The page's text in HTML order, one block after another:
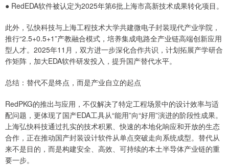
● RedEDA软件被认定为2025年第6批上海市高新技术成果转化项目。
此外，弘快科技与上海工程技术大学共建微电子封装现代产业学院，
推行“2.5+0.5+1”产教融合模式，培养集成电路全产业链高端创新应用
型人才。2025年11月，双方进一步深化合作共识，计划拓展产学研合
作矩阵，加大EDA软件研发投入，提升国产替代水平。
总结：替代不是终点，而是产业自立的起点
RedPKG的推出与应用，不仅解决了特定工程场景中的设计效率与适
配问题，更体现了国产EDA工具从“能用”向“好用”演进的阶段性成果。
上海弘快科技通过扎实的技术积累、快速的本地化响应和开放的生态
合作，正在推动国产封装设计软件从单点突破走向系统成型。替代从
来不是目的，而是构建安全、高效、可持续的本土半导体产业链的重
要一步。